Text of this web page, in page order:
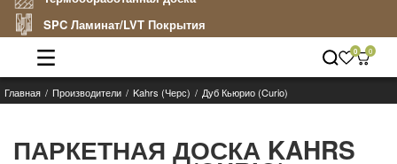
SPC Ламинат/LVT Покрытия
Каталог
0 0
Главная Производители Kahrs (Черс) Дуб Кьюрио (Curio)
ПАРКЕТНАЯ ДОСКА KAHRS